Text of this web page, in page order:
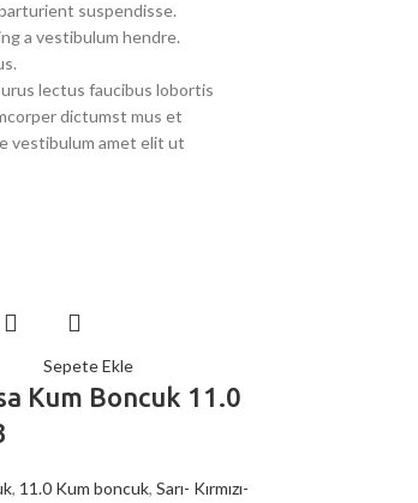
suspendisse.
a vestibulum hendre.
lectus faucibus lobortis
dictumst mus et
vestibulum amet elit ut
Sepete Ekle
Kum Boncuk 11.0
, 11.0 Kum boncuk, Sarı- Kırmızı-